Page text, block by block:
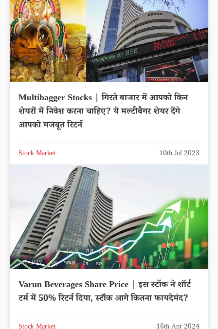
Multibagger Stocks | गिरते बाजार में आपको किन
शेयरों में निवेश करना चाहिए? ये मल्टीबैगर शेयर देंगे
आपको मजबूत रिटर्न
Stock Market 10th Jul 2023
Varun Beverages Share Price | इस स्टॉक ने शॉर्ट
टर्म में 50% रिटर्न दिया, स्टॉक आगे कितना फायदेमंद?